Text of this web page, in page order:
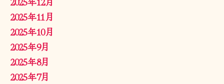
2025年11月
2025年10月
2025年9月
2025年8月
2025年7月